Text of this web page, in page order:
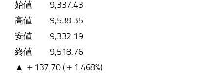
始値 9,337.43
高値 9,538.35
安値 9,332.19
終値 9,518.76
▲ ＋137.70 (＋1.468%)